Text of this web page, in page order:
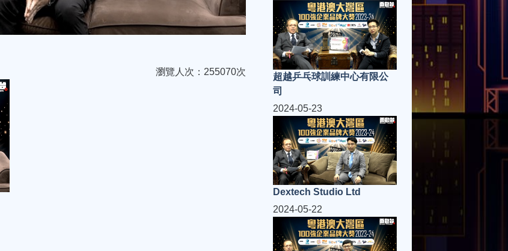
瀏覽人次：255070次
超越乒乓球訓練中心有限公
司
2024-05-23
Dextech Studio Ltd
2024-05-22